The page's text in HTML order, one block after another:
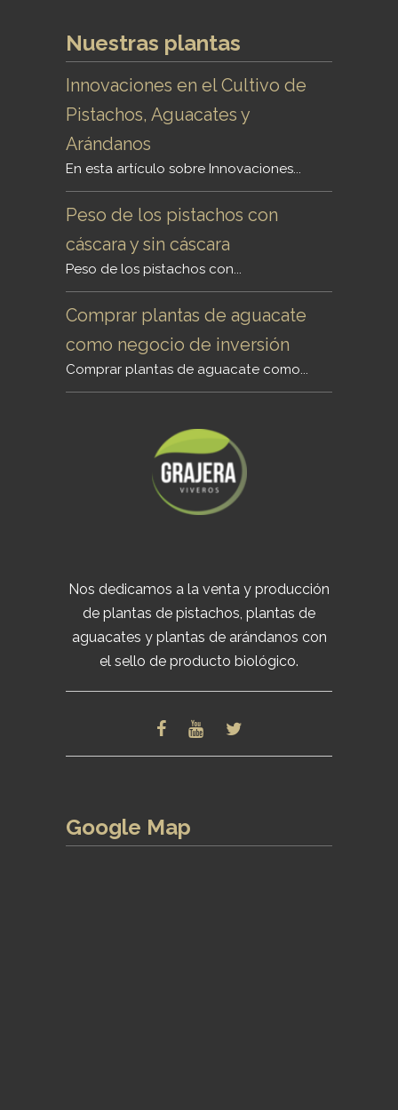
Nuestras plantas
Innovaciones en el Cultivo de
Pistachos, Aguacates y
Arándanos
En esta artículo sobre Innovaciones...
Peso de los pistachos con
cáscara y sin cáscara
Peso de los pistachos con...
Comprar plantas de aguacate
como negocio de inversión
Comprar plantas de aguacate como...
Nos dedicamos a la venta y producción
de plantas de pistachos, plantas de
aguacates y plantas de arándanos con
el sello de producto biológico.
Google Map